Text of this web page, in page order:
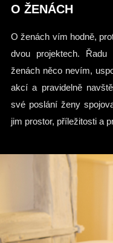
O ŽENÁCH
O ženách vím hodně,
dvou projektech.
ženách něco nevím,
akcí a pravidelně
své poslání ženy
jim prostor, příležitosti a